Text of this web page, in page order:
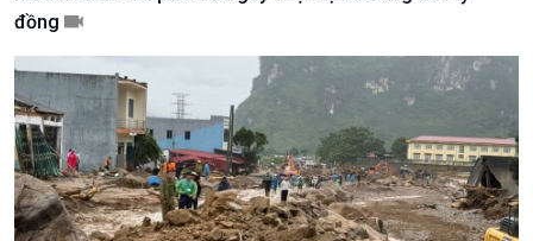
Văn hoá & Du lịch
Tin Văn hoá & Du lịch
Multimedia
Ảnh
đồng